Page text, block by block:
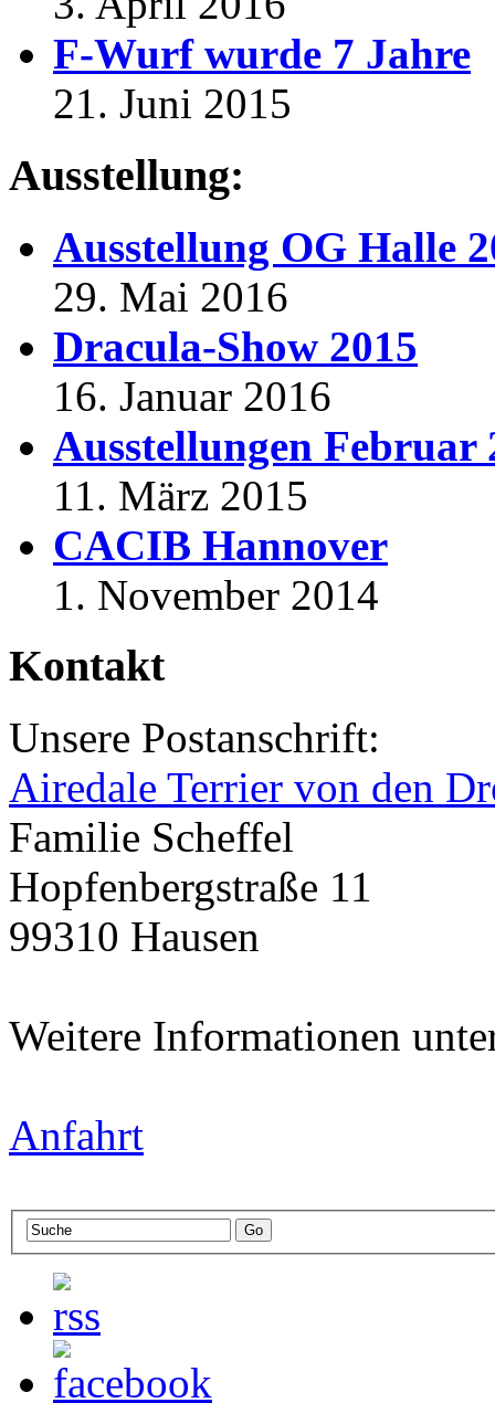
F-Wurf wurde 7 Jahre
21. Juni 2015
Ausstellung:
Ausstellung OG Halle
29. Mai 2016
Dracula-Show 2015
16. Januar 2016
Ausstellungen Februar
11. März 2015
CACIB Hannover
1. November 2014
Kontakt
Unsere Postanschrift:
Airedale Terrier von den
Familie Scheffel
Hopfenbergstraße 11
99310 Hausen
Weitere Informationen
Anfahrt